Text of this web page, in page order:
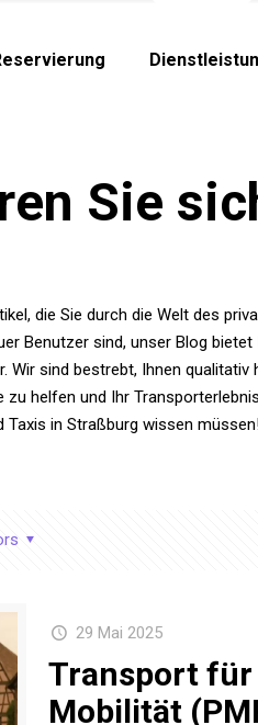
Sie
die Sie durch die Welt des
Benutzer sind, unser Blog
Wir sind bestrebt, Ihnen
helfen und Ihr
Taxis in Straßburg wissen
29 Mai 2025
Transport
Mobilität